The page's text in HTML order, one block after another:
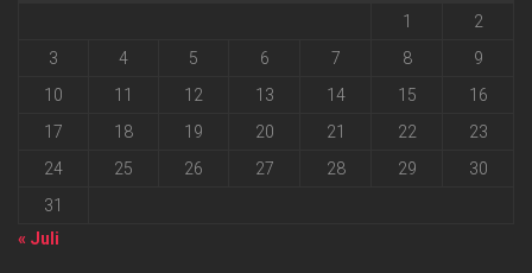
1
2
3
4 5 6 7 8
9
10
11 12 13 14 15
16
17
18 19 20 21 22
23
24
25 26 27 28 29
30
31
« Juli